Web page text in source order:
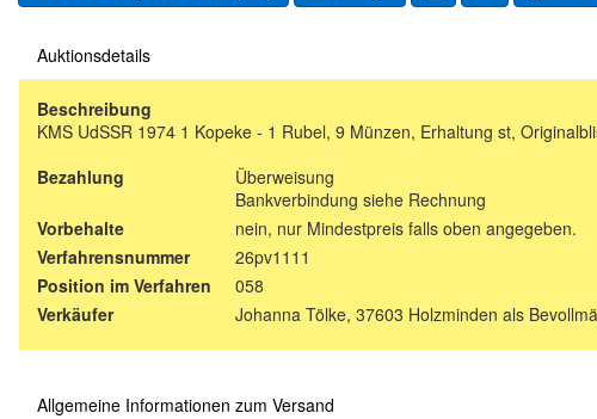
Auktionsdetails
Beschreibung
KMS UdSSR 1974 1 Kopeke - 1 Rubel, 9 Münzen, Erhaltung st,
Bezahlung
Überweisung
Bankverbindung siehe Rechnung
Vorbehalte
nein, nur Mindestpreis falls oben angegeben.
Verfahrensnummer
26pv1111
Position im Verfahren
058
Verkäufer
Johanna Tölke, 37603 Holzminden als
Allgemeine Informationen zum Versand